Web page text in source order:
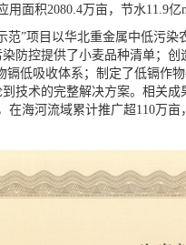
面积2080.4万亩，节水11.9亿
”项目以华北重金属中低污染
防控提供了小麦品种清单；
低吸收体系；制定了低镉作
技术的完整解决方案。相关
海河流域累计推广超110万